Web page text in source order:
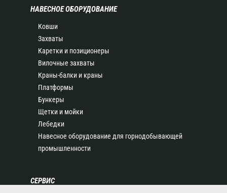
НАВЕСНОЕ ОБОРУДОВАНИЕ
Ковши
Захваты
Каретки и позиционеры
Вилочные захваты
Краны-балки и краны
Платформы
Бункеры
Щетки и мойки
Лебедки
Навесное оборудование для горнодобывающей
промышленности
СЕРВИС